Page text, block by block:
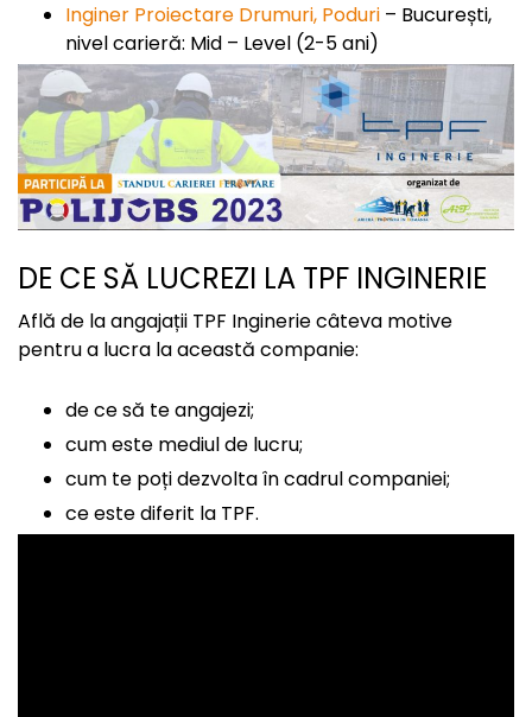
Inginer Proiectare Drumuri, Poduri – București,
nivel carieră: Mid – Level (2-5 ani)
DE CE SĂ LUCREZI LA TPF INGINERIE
Află de la angajații TPF Inginerie câteva motive
pentru a lucra la această companie:
de ce să te angajezi;
cum este mediul de lucru;
cum te poți dezvolta în cadrul companiei;
ce este diferit la TPF.